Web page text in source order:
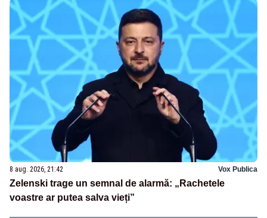
8 aug. 2026, 21:42 Vox Publica
Zelenski trage un semnal de alarmă: „Rachetele
voastre ar putea salva vieți”